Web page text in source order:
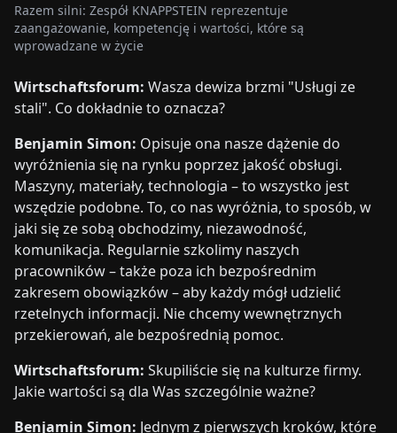
Razem silni: Zespół KNAPPSTEIN reprezentuje
zaangażowanie, kompetencję i wartości, które są
wprowadzane w życie
Wirtschaftsforum: Wasza dewiza brzmi "Usługi ze
stali". Co dokładnie to oznacza?
Benjamin Simon: Opisuje ona nasze dążenie do
wyróżnienia się na rynku poprzez jakość obsługi.
Maszyny, materiały, technologia – to wszystko jest
wszędzie podobne. To, co nas wyróżnia, to sposób, w
jaki się ze sobą obchodzimy, niezawodność,
komunikacja. Regularnie szkolimy naszych
pracowników – także poza ich bezpośrednim
zakresem obowiązków – aby każdy mógł udzielić
rzetelnych informacji. Nie chcemy wewnętrznych
przekierowań, ale bezpośrednią pomoc.
Wirtschaftsforum: Skupiliście się na kulturze firmy.
Jakie wartości są dla Was szczególnie ważne?
Benjamin Simon: Jednym z pierwszych kroków, które